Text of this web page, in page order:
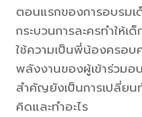
ตอนแรกของการอบร
กระบวนการละครทำให้
ใช้ความเป็นพี่น้องครอ
พลังงานของผู้เข้าร่วม
สำคัญยังเป็นการเปลี่ย
คิดและทำอะไร